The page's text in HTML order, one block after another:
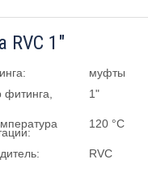
RVC 1"
муфты
1"
120 °C
RVC